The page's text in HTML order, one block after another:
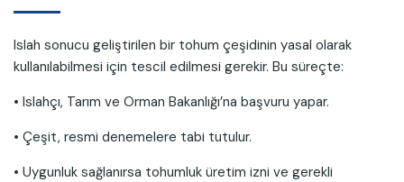
Islah sonucu geliştirilen bir tohum çeşidinin yasal olarak
kullanılabilmesi için tescil edilmesi gerekir. Bu süreçte:
• Islahçı, Tarım ve Orman Bakanlığı’na başvuru yapar.
• Çeşit, resmi denemelere tabi tutulur.
• Uygunluk sağlanırsa tohumluk üretim izni ve gerekli